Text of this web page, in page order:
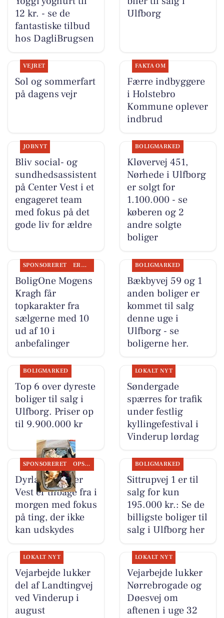
12 kr. - se de
fantastiske tilbud
hos DagliBrugsen
Ulfborg
VEJRET
Sol og sommerfart
på dagens vejr
FAKTA OM
Færre indbyggere
i Holstebro
Kommune oplever
indbrud
JOBNYT
Bliv social- og
sundhedsassistent
på Center Vest i et
engageret team
med fokus på det
gode liv for ældre
BOLIGMARKED
Kløvervej 451,
Nørhede i Ulfborg
er solgt for
1.100.000 - se
køberen og 2
andre solgte
boliger
SPONSORERET ERHVERV
BoligOne Mogens
Kragh får
topkarakter fra
sælgerne med 10
ud af 10 i
anbefalinger
BOLIGMARKED
Bækbyvej 59 og 1
anden boliger er
kommet til salg
denne uge i
Ulfborg - se
boligerne her.
BOLIGMARKED
Top 6 over dyreste
boliger til salg i
Ulfborg. Priser op
til 9.900.000 kr
LOKALT NYT
Søndergade
spærres for trafik
under festlig
kyllingefestival i
Vinderup lørdag
SPONSORERET OPSLAGSTAVLEN
Dyrlæge Center
Vest er tilbage fra i
morgen med fokus
på ting, der ikke
kan udskydes
BOLIGMARKED
Sittrupvej 1 er til
salg for kun
195.000 kr.: Se de
billigste boliger til
salg i Ulfborg her
LOKALT NYT
Vejarbejde lukker
del af Landtingvej
ved Vinderup i
august
LOKALT NYT
Vejarbejde lukker
Nørrebrogade og
Døesvej om
aftenen i uge 32